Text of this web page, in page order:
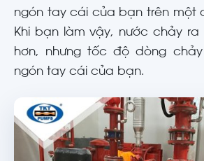
ngón tay cái của bạn trên một
Khi bạn làm vậy, nước chảy
hơn, nhưng tốc độ dòng
ngón tay cái của bạn.